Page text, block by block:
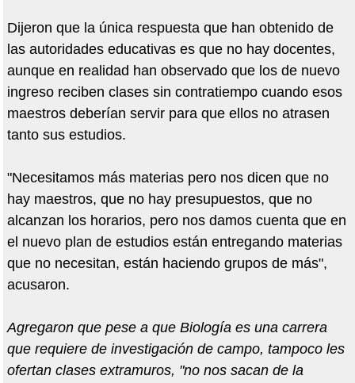
Dijeron que la única respuesta que han obtenido de
las autoridades educativas es que no hay docentes,
aunque en realidad han observado que los de nuevo
ingreso reciben clases sin contratiempo cuando esos
maestros deberían servir para que ellos no atrasen
tanto sus estudios.
"Necesitamos más materias pero nos dicen que no
hay maestros, que no hay presupuestos, que no
alcanzan los horarios, pero nos damos cuenta que en
el nuevo plan de estudios están entregando materias
que no necesitan, están haciendo grupos de más",
acusaron.
Agregaron que pese a que Biología es una carrera
que requiere de investigación de campo, tampoco les
ofertan clases extramuros, "no nos sacan de la